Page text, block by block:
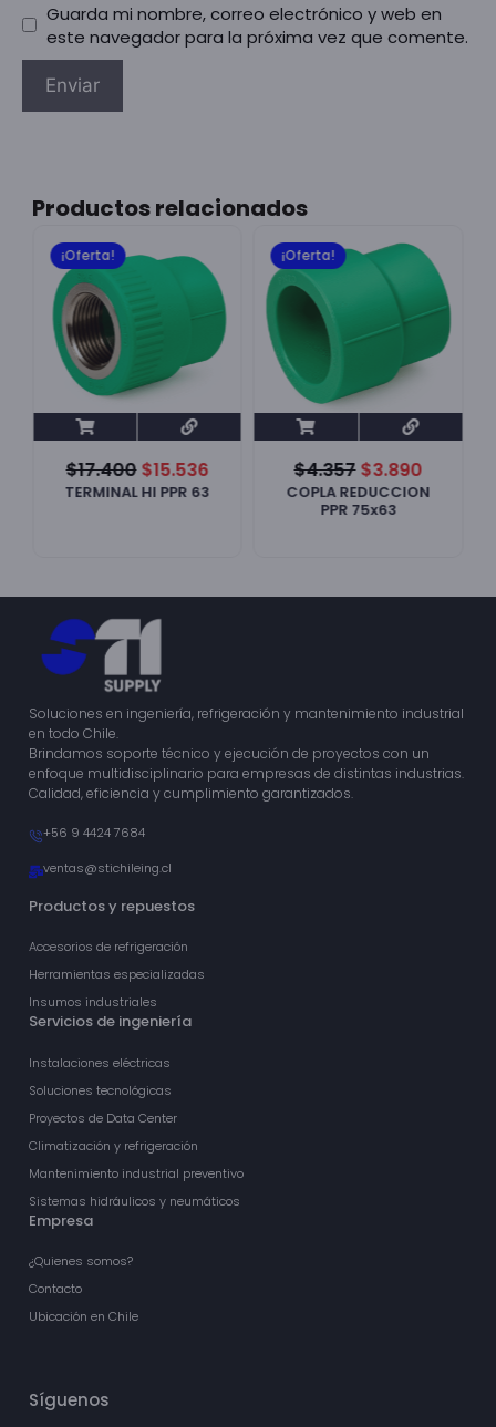
Guarda mi nombre, correo electrónico y web en
este navegador para la próxima vez que comente.
Productos relacionados
¡Oferta!
TERMINAL HI PPR 63
$17.400$15.536
¡Oferta!
COPLA REDUCCION
PPR 75x63
$4.357$3.890
Soluciones en ingeniería, refrigeración y mantenimiento industrial
en todo Chile.
Brindamos soporte técnico y ejecución de proyectos con un
enfoque multidisciplinario para empresas de distintas industrias.
Calidad, eficiencia y cumplimiento garantizados.
+56 9 4424 7684
ventas@stichileing.cl
Productos y repuestos
Accesorios de refrigeración
Herramientas especializadas
Insumos industriales
Servicios de ingeniería
Instalaciones eléctricas
Soluciones tecnológicas
Proyectos de Data Center
Climatización y refrigeración
Mantenimiento industrial preventivo
Sistemas hidráulicos y neumáticos
Empresa
¿Quienes somos?
Contacto
Ubicación en Chile
Síguenos